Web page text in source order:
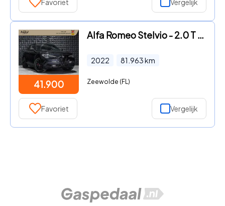
Favoriet Vergelijk
41.900
Alfa Romeo Stelvio - 2.0 T AWD Veloce | Pano | 20" | Memo | H/K |Side | Ad. Cruis
2022 81.963km
Zeewolde (FL)
Favoriet Vergelijk